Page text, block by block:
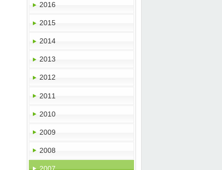
2016
2015
2014
2013
2012
2011
2010
2009
2008
2007